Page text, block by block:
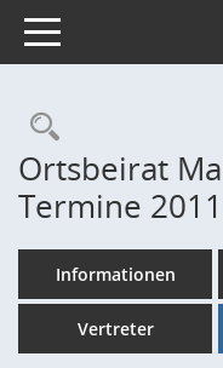
Toggle navigation
Ortsbeirat
Termine 2011
Informationen
Vertreter